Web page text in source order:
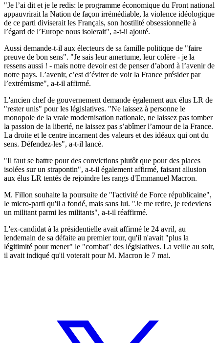
"Je l’ai dit et je le redis: le programme économique du Front national
appauvrirait la Nation de façon irrémédiable, la violence idéologique
de ce parti diviserait les Français, son hostilité obsessionnelle à
l’égard de l’Europe nous isolerait", a-t-il ajouté.
Aussi demande-t-il aux électeurs de sa famille politique de "faire
preuve de bon sens". "Je sais leur amertume, leur colère - je la
ressens aussi ! - mais notre devoir est de penser d’abord à l’avenir de
notre pays. L’avenir, c’est d’éviter de voir la France présider par
l’extrémisme", a-t-il affirmé.
L'ancien chef de gouvernement demande également aux élus LR de
"rester unis" pour les législatives. "Ne laissez à personne le
monopole de la vraie modernisation nationale, ne laissez pas tomber
la passion de la liberté, ne laissez pas s’abîmer l’amour de la France.
La droite et le centre incarnent des valeurs et des idéaux qui ont du
sens. Défendez-les", a-t-il lancé.
"Il faut se battre pour des convictions plutôt que pour des places
isolées sur un strapontin", a-t-il également affirmé, faisant allusion
aux élus LR tentés de rejoindre les rangs d'Emmanuel Macron.
M. Fillon souhaite la poursuite de "l'activité de Force républicaine",
le micro-parti qu'il a fondé, mais sans lui. "Je me retire, je redeviens
un militant parmi les militants", a-t-il réaffirmé.
L'ex-candidat à la présidentielle avait affirmé le 24 avril, au
lendemain de sa défaite au premier tour, qu'il n'avait "plus la
légitimité pour mener" le "combat" des législatives. La veille au soir,
il avait indiqué qu'il voterait pour M. Macron le 7 mai.